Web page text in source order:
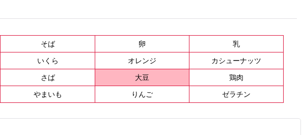
そば 卵
乳
いくら オレンジ
カシューナッツ
さば 大豆
鶏肉
やまいも りんご ゼラチン